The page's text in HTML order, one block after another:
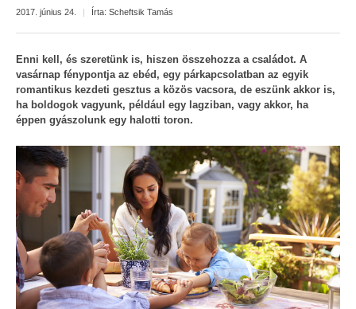
2017. június 24. | Írta: Scheftsik Tamás
Enni kell, és szeretünk is, hiszen összehozza a családot. A
vasárnap fénypontja az ebéd, egy párkapcsolatban az egyik
romantikus kezdeti gesztus a közös vacsora, de eszünk akkor is,
ha boldogok vagyunk, például egy lagziban, vagy akkor, ha
éppen gyászolunk egy halotti toron.